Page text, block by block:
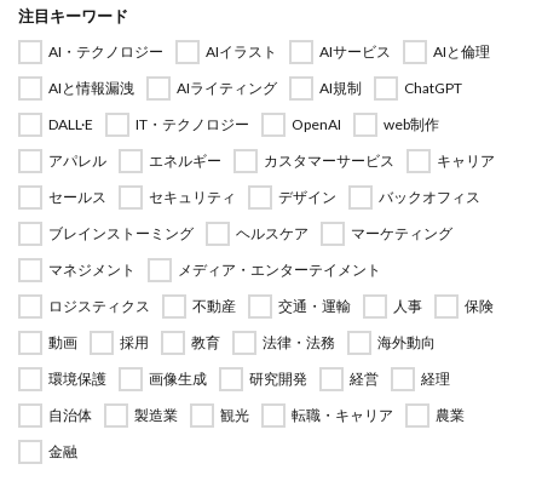
注目キーワード
AI・テクノロジー AIイラスト AIサービス
AIと倫理
AIと情報漏洩
AIライティング AI規制
ChatGPT
DALL·E
IT・テクノロジー OpenAI
web制作
アパレル
エネルギー カスタマーサービス
キャリア
セールス
セキュリティ デザイン
バックオフィス
ブレインストーミング
ヘルスケア
マーケティング
マネジメント
メディア・エンターテイメント
ロジスティクス
不動産 交通・運輸 人事
保険
動画
採用 教育 法律・法務
海外動向
環境保護
画像生成 研究開発 経営
経理
自治体
製造業 観光 転職・キャリア
農業
金融